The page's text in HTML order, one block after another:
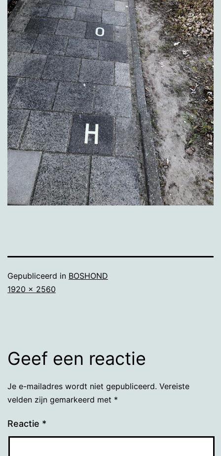
Gepubliceerd in BOSHOND
Volledige
1920 × 2560
Geef een reactie
Je e-mailadres wordt niet gepubliceerd. Vereiste
velden zijn gemarkeerd met *
Reactie *